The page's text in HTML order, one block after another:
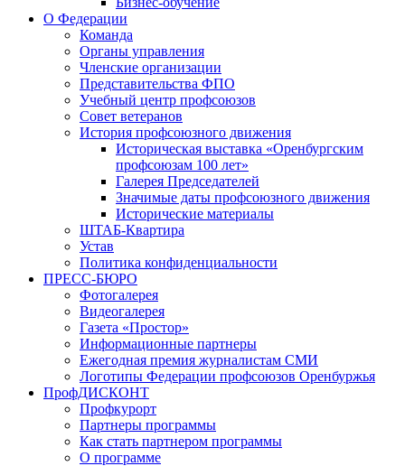
О Федерации
Команда
Органы управления
Членские организации
Представительства ФПО
Учебный центр профсоюзов
Совет ветеранов
История профсоюзного движения
Историческая выставка «Оренбургским
профсоюзам 100 лет»
Галерея Председателей
Значимые даты профсоюзного движения
Исторические материалы
ШТАБ-Квартира
Устав
Политика конфиденциальности
ПРЕСС-БЮРО
Фотогалерея
Видеогалерея
Газета «Простор»
Информационные партнеры
Ежегодная премия журналистам СМИ
Логотипы Федерации профсоюзов Оренбуржья
ПрофДИСКОНТ
Профкурорт
Партнеры программы
Как стать партнером программы
О программе